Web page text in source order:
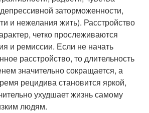
заторможенности,
и нежелания жить). Расстройство
четко прослеживаются
и ремиссии. Если не начать
расстройство, то длительность
значительно сокращается, а
рецидива становится яркой,
ухудшает жизнь самому
людям.